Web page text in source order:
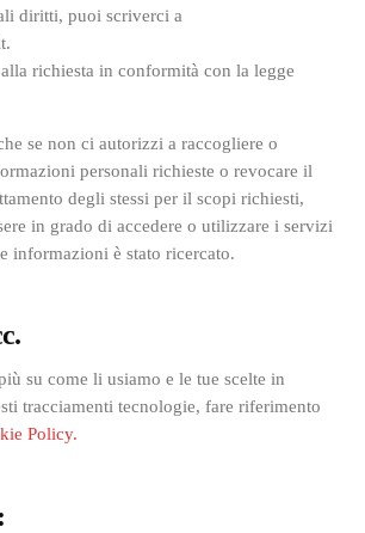
diritti, puoi scriverci a
richiesta in conformità con la legge
se non ci autorizzi a raccogliere o
personali richieste o revocare il
degli stessi per il scopi richiesti,
in grado di accedere o utilizzare i servizi
informazioni è stato ricercato.
su come li usiamo e le tue scelte in
tracciamenti tecnologie, fare riferimento
Policy.